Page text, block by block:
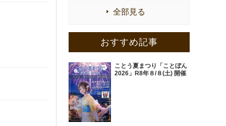
全部見る
おすすめ記事
ことう夏まつり「ことぼん
2026」R8年８/８(土) 開催